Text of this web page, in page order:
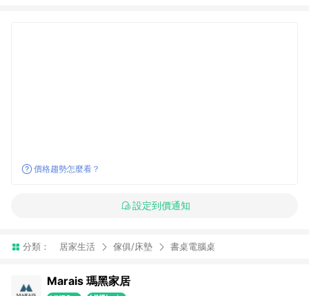
價格趨勢怎麼看？
設定到價通知
分類： 居家生活 傢俱/床墊 書桌電腦桌
Marais 瑪黑家居